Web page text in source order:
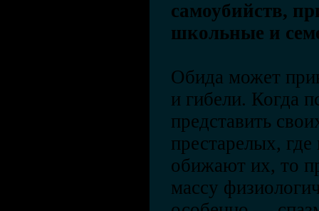
самоубийств,
школьные и
Обида может
и гибели. Когда
представить
престарелых,
обижают их, то
массу